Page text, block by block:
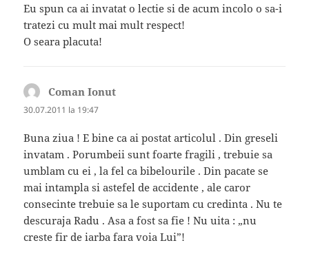
Eu spun ca ai invatat o lectie si de acum incolo o sa-i
tratezi cu mult mai mult respect!
O seara placuta!
Coman Ionut
30.07.2011 la 19:47
Buna ziua ! E bine ca ai postat articolul . Din greseli
invatam . Porumbeii sunt foarte fragili , trebuie sa
umblam cu ei , la fel ca bibelourile . Din pacate se
mai intampla si astefel de accidente , ale caror
consecinte trebuie sa le suportam cu credinta . Nu te
descuraja Radu . Asa a fost sa fie ! Nu uita : „nu
creste fir de iarba fara voia Lui”!